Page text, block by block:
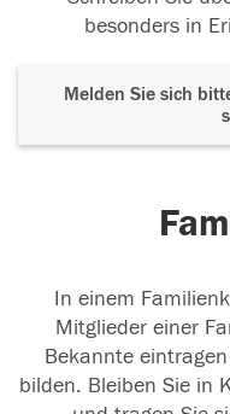
besonders in
Melden Sie sich
In einem
Mitglieder einer
Bekannte
bilden. Bleiben Sie in